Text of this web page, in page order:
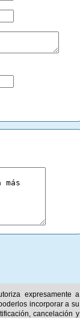
expresamente a
incorporar a su
cancelación y